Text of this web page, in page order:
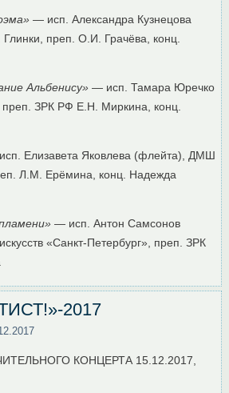
— исп. Александра Кузнецова
преп. О.И. Грачёва, конц.
Альбенису» — исп. Тамара Юречко
ЗРК РФ Е.Н. Миркина, конц.
Елизавета Яковлева (флейта), ДМШ
Л.М. Ерёмина, конц. Надежда
— исп. Антон Самсонов
«Санкт-Петербург», преп. ЗРК
2017
КОНЦЕРТА 15.12.2017,